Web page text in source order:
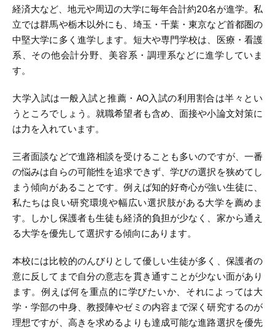
経済大など、地元や周辺の大学に毎年合計約20名が進学。私
立では群馬や栃木以外にも、埼玉・千葉・東京など首都圏の
中堅大学に多く進学します。短大や専門学校は、医療・看護
系、その他会計分野、美容系・調理系などに進学していま
す。
大学入試は一般入試と推薦・AO入試の利用割合は半々とい
うところでしょう。就職希望者も含め、面接や小論文対策に
は力を入れています。
三者面談などで進路相談を受けることも多いのですが、一番
の悩みは自らの可能性を追求できず、学びの選択を狭めてし
まう傾向があることです。例えば知的好奇心が強い生徒に、
私たちは良い研究環境や幅広い選択肢がある大学を薦めま
す。しかし保護者も生徒も経済的負担が少なく、家から通え
る大学を優先して選択する傾向にあります。
本校には比較的のんびりとして優しい生徒が多く、保護者の
意に反してまで自分の意志を貫き通すことが少ない面があり
ます。例えば何を重点的に学びたいか、それによっては大
学・学部の中身、教授陣やゼミの内容まで深く研究するのが
理想ですが、高きを求めるよりも達成可能な進路選択を優先